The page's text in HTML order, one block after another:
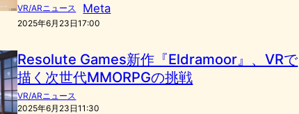
VR/ARニュース Meta
2025年6月23日17:00
Resolute Games新作『Eldramoor』、VRで
描く次世代MMORPGの挑戦
VR/ARニュース
2025年6月23日11:30